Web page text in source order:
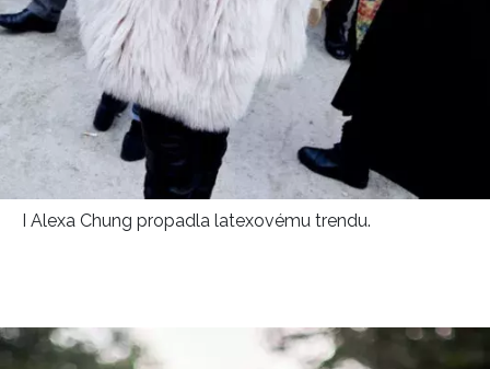
I Alexa Chung propadla latexovému trendu.